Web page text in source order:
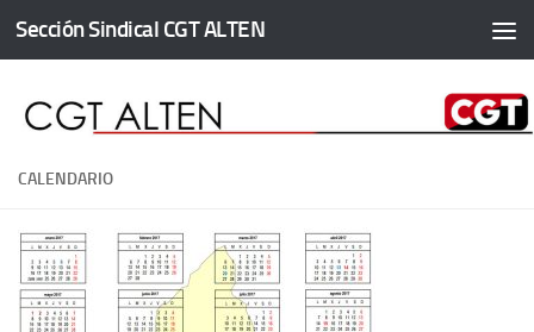
Saltar al contenido
Sección Sindical CGT ALTEN
CALENDARIO